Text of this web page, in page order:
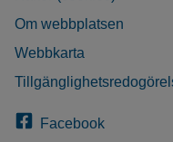
Om webbplatsen
Webbkarta
Facebook